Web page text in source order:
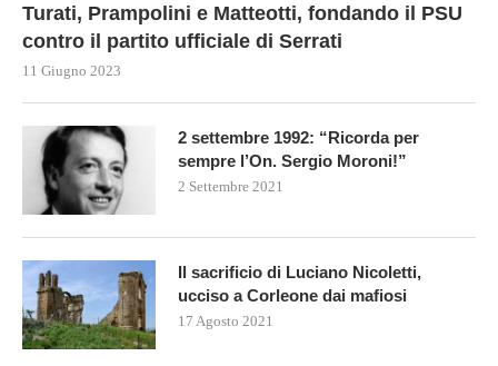
Turati, Prampolini e Matteotti, fondando il PSU
contro il partito ufficiale di Serrati
11 Giugno 2023
2 settembre 1992: “Ricorda per
sempre l’On. Sergio Moroni!”
2 Settembre 2021
Il sacrificio di Luciano Nicoletti,
ucciso a Corleone dai mafiosi
17 Agosto 2021